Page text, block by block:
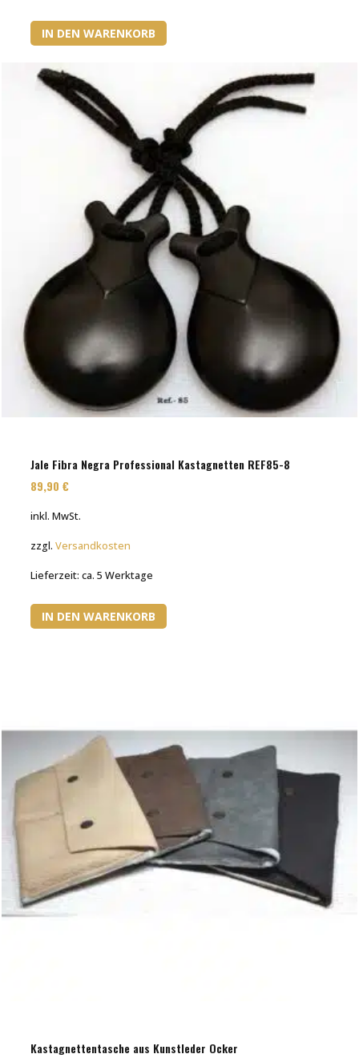
IN DEN WARENKORB
Jale Fibra Negra Professional Kastagnetten REF85-8
89,90€
inkl. MwSt.
zzgl.Versandkosten
Lieferzeit:ca. 5 Werktage
IN DEN WARENKORB
Kastagnettentasche aus Kunstleder Ocker